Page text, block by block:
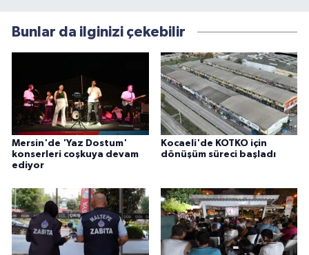
Bunlar da ilginizi çekebilir
Mersin'de 'Yaz Dostum'
konserleri coşkuya devam
ediyor
Kocaeli'de KOTKO için
dönüşüm süreci başladı